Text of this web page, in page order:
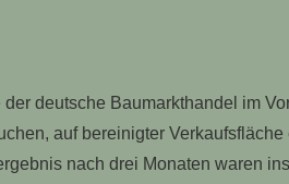
deutsche Baumarkthandel im
auf bereinigter
nach drei Monaten waren